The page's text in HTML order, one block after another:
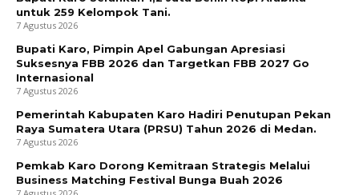
untuk 259 Kelompok Tani.
7 Agustus 2026
Bupati Karo, Pimpin Apel Gabungan Apresiasi
Suksesnya FBB 2026 dan Targetkan FBB 2027 Go
Internasional
7 Agustus 2026
Pemerintah Kabupaten Karo Hadiri Penutupan Pekan
Raya Sumatera Utara (PRSU) Tahun 2026 di Medan.
7 Agustus 2026
Pemkab Karo Dorong Kemitraan Strategis Melalui
Business Matching Festival Bunga Buah 2026